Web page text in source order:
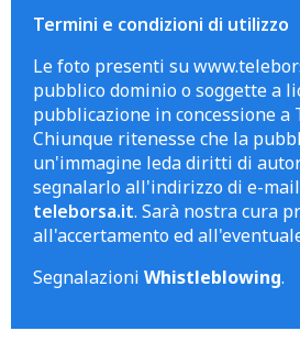
Termini e condizioni di utilizzo
Le foto presenti su
pubblico dominio o soggette a
pubblicazione in concessione a
Chiunque ritenesse che la
un'immagine leda diritti di
segnalarlo all'indirizzo di e-mail
teleborsa.it. Sarà nostra cura
all'accertamento ed
Segnalazioni Whistleblowing.